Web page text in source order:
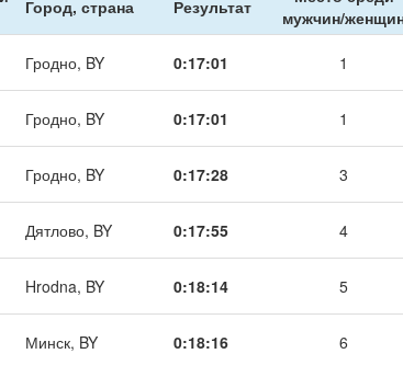
Город, страна Результат
мужчин/
Гродно, BY 0:17:01 1
Гродно, BY 0:17:01 1
Гродно, BY 0:17:28 3
Дятлово, BY 0:17:55 4
Hrodna, BY 0:18:14 5
Минск, BY 0:18:16 6